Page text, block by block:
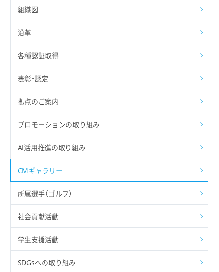
組織図
沿革
各種認証取得
表彰・認定
拠点のご案内
プロモーションの取り組み
AI活用推進の取り組み
CMギャラリー
所属選手（ゴルフ）
社会貢献活動
学生支援活動
SDGsへの取り組み